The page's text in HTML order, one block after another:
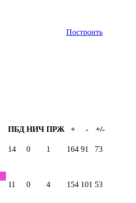
Построить
ПБД НИЧ ПРЖ + - +/-
14 0 1 164 91 73
11 0 4 154 101 53